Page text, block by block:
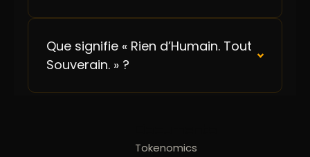
Que signifie « Rien d’Humain. Tout
Souverain. » ?
Tokenomics